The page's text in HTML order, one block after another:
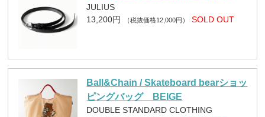
JULIUS
13,200円
（税抜価格12,000円） SOLD OUT
Ball&Chain / Skateboard bearショッ
ピングバッグ BEIGE
DOUBLE STANDARD CLOTHING